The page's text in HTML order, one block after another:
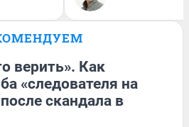
верить». Как
«следователя на
скандала в